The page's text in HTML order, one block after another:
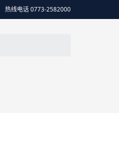
热线电话 0773-2582000